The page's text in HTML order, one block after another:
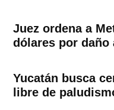
Juez ordena a
dólares por daño
Yucatán busca
libre de